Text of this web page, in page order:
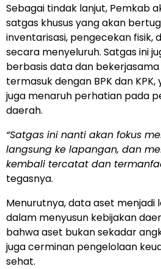
Sebagai tindak lanjut, Pemkab
satgas khusus yang akan
inventarisasi, pengecekan fisik,
secara menyeluruh. Satgas ini
berbasis data dan
termasuk dengan BPK dan
juga menaruh perhatian pada
daerah.
“Satgas ini nanti akan fokus
langsung ke lapangan, dan
kembali tercatat dan
tegasnya.
Menurutnya, data aset menjadi
dalam menyusun kebijakan
bahwa aset bukan sekadar
juga cerminan pengelolaan
sehat.